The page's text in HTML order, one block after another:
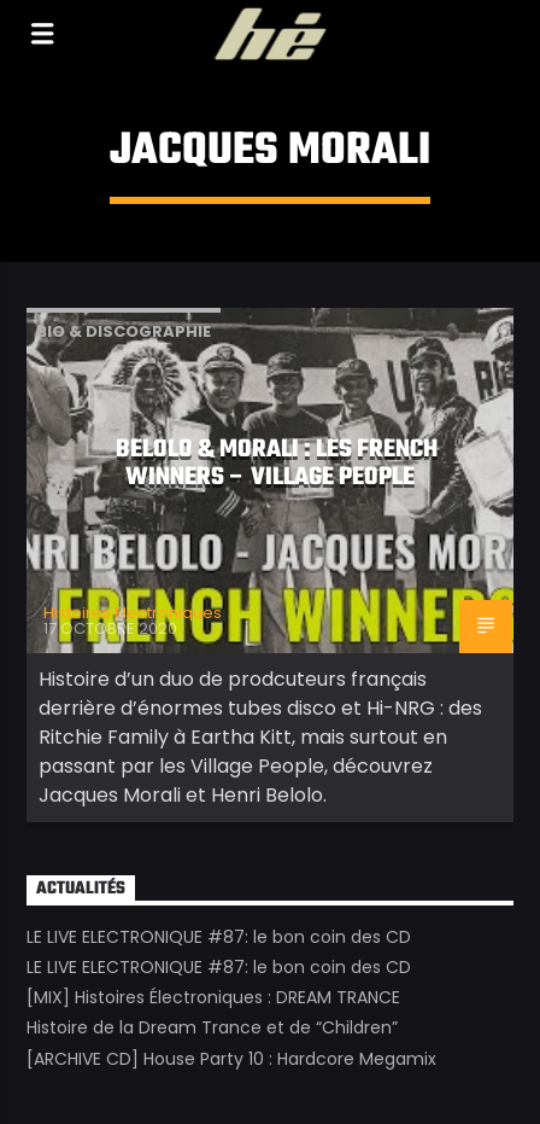
JACQUES MORALI
BIO & DISCOGRAPHIE
COMPILATION ET TUBES
VIDÉOS
BELOLO & MORALI : LES FRENCH
WINNERS – VILLAGE PEOPLE
Histoires Electroniques
17 OCTOBRE 2020
Histoire d’un duo de prodcuteurs français
derrière d’énormes tubes disco et Hi-NRG : des
Ritchie Family à Eartha Kitt, mais surtout en
passant par les Village People, découvrez
Jacques Morali et Henri Belolo.
ACTUALITÉS
LE LIVE ELECTRONIQUE #87: le bon coin des CD
LE LIVE ELECTRONIQUE #87: le bon coin des CD
[MIX] Histoires Électroniques : DREAM TRANCE
Histoire de la Dream Trance et de “Children”
[ARCHIVE CD] House Party 10 : Hardcore Megamix